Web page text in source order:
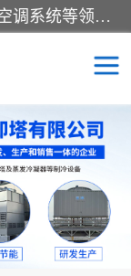
冷却塔广泛应用于工业、电力行业、空调系统等领域。在电力行业中，用于冷却发电机组的循环水；在工业生产中，如化工、冶金等行业，可降低生产过程中产生的热量；在空调系统中，为空调设备提供冷却水源
塔